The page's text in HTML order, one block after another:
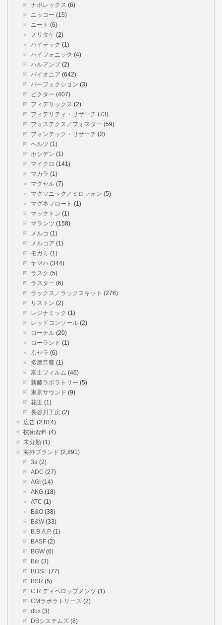
ナポレックス (6)
ニッコー (15)
ニート (6)
ノリタケ (2)
ハイテック (1)
ハイフォニック (4)
ハルアンプ(2)
パイオニア (642)
パーフェクション (3)
ビクター (407)
フィデリックス (2)
フィデリティ・リサーチ (73)
フォステクス／フォスター (59)
フォンテック・リサーチ (2)
ヘルツ (1)
ホシデン (1)
マイクロ (141)
マカラ (1)
マクセル (7)
マクソニック／ミロフォン (5)
マグネフロート (1)
マックトン (1)
マランツ (158)
メルコ (1)
メルコア (1)
モガミ (1)
ヤマハ (344)
ラスク (5)
ラスター (6)
ラックス／ラックスキット (276)
リストン (2)
レジナミック (1)
レッドコンソール (2)
ローテル (20)
ローランド (1)
京セラ (6)
多摩音響 (1)
富士フィルム (46)
新藤ラボラトリー (5)
東京サウンド (9)
花王 (1)
長谷川工房 (2)
広告 (2,814)
技術資料 (4)
未分類 (1)
海外ブランド (2,891)
3a (2)
ADC (27)
AGI (14)
AKG (18)
ATC (1)
B&O (38)
B&W(33)
B.B.A.P. (1)
BASF (2)
BGW(6)
Bib (3)
BOSE (77)
BSR (5)
C.R.ディベロップメンツ (1)
CMラボラトリーズ (2)
dbx (3)
DBシステムズ (8)